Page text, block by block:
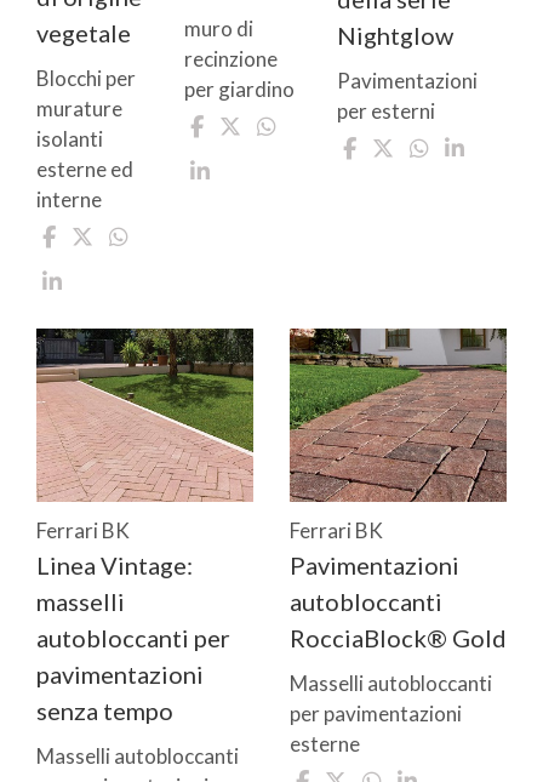
vegetale
Blocchi per
murature
isolanti
esterne ed
interne
muro di
recinzione
per giardino
Nightglow
Pavimentazioni
per esterni
Ferrari BK
Linea Vintage:
masselli
autobloccanti per
pavimentazioni
senza tempo
Masselli autobloccanti
Ferrari BK
Pavimentazioni
autobloccanti
RocciaBlock® Gold
Masselli autobloccanti
per pavimentazioni
esterne